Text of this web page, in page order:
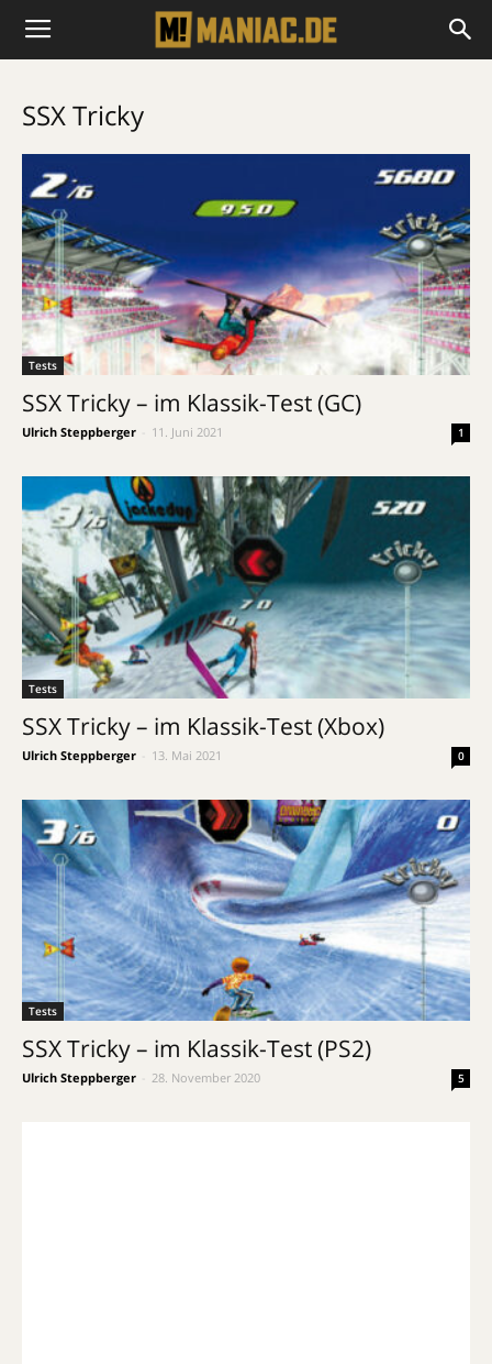
SSX Tricky
Tests
SSX Tricky – im Klassik-Test (GC)
Ulrich Steppberger 11. Juni 2021 1
Tests
SSX Tricky – im Klassik-Test (Xbox)
Ulrich Steppberger 13. Mai 2021 0
Tests
SSX Tricky – im Klassik-Test (PS2)
Ulrich Steppberger 28. November 2020 5